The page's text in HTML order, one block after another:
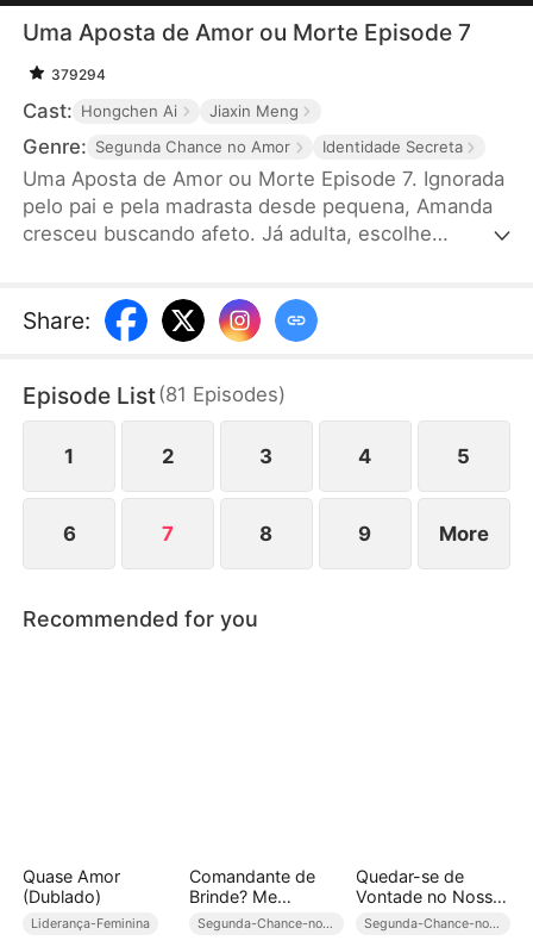
Uma Aposta de Amor ou Morte Episode 7
379294
Cast: Hongchen Ai Jiaxin Meng
Genre: Segunda Chance no Amor Identidade Secreta
Uma Aposta de Amor ou Morte Episode 7. Ignorada
pelo pai e pela madrasta desde pequena, Amanda
cresceu buscando afeto. Já adulta, escolhe
imune. Até que Amanda descobre: ele está ali pela
sua meia-irmã. Ferida, Amanda decide se casar
Quando Norberto percebe que amava a pessoa
errada, já é tarde demais.
Share:
Episode List(81 Episodes)
1 2 3 4 5
6 7 8 9 More
Recommended for you
Quase Amor
(Dublado)
Liderança-Feminina
Comandante de
Brinde? Me
divorciei e Ele Me
Pede de Volta!
Segunda-Chance-no-Amor
Quedar-se de
Vontade no Nosso
Carma (Dublado)Segunda-Chance-no-Amor